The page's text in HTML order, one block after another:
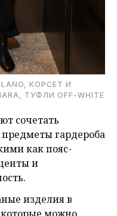
КОРСЕТ И
ТУФЛИ OFF-WHITE
сочетать
гардероба
как пояс-
и
изделия в